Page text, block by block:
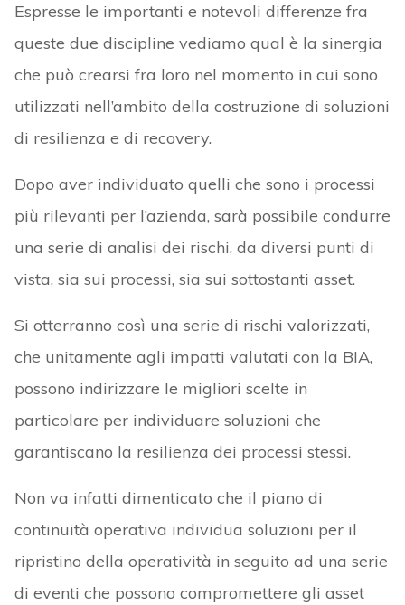
Espresse le importanti e notevoli differenze fra
queste due discipline vediamo qual è la sinergia
che può crearsi fra loro nel momento in cui sono
utilizzati nell’ambito della costruzione di soluzioni
di resilienza e di recovery.
Dopo aver individuato quelli che sono i processi
più rilevanti per l’azienda, sarà possibile condurre
una serie di analisi dei rischi, da diversi punti di
vista, sia sui processi, sia sui sottostanti asset.
Si otterranno così una serie di rischi valorizzati,
che unitamente agli impatti valutati con la BIA,
possono indirizzare le migliori scelte in
particolare per individuare soluzioni che
garantiscano la resilienza dei processi stessi.
Non va infatti dimenticato che il piano di
continuità operativa individua soluzioni per il
ripristino della operatività in seguito ad una serie
di eventi che possono compromettere gli asset